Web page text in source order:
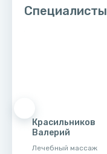
Специалисты
Красильников
Валерий
Лечебный массаж